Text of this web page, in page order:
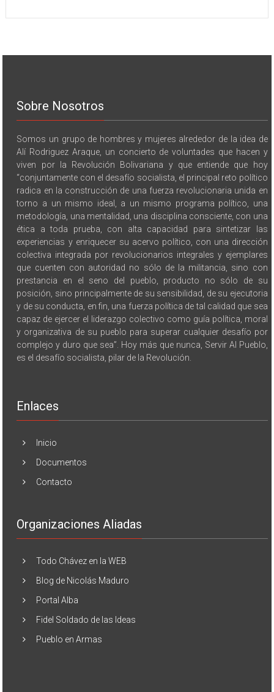
Sobre Nosotros
Somos un grupo de hombres y mujeres alrededor de la idea de
Alí Rodriguez Araque, un concierto de voluntades que hacen y
viven por la Revolución Bolivariana y que entiende que hoy
“conjuntamente con el desafío socialista, el principal reto político
radica en la construcción de una fuerza revolucionaria unida en
torno a un mismo ideal, a un mismo programa político, una
metodología, una mentalidad, una disciplina consciente, con una
ética a toda prueba, con alta capacidad para sintetizar las
experiencias y enriquecer su acervo político, con una dirección
colectiva integrada por revolucionarios integrales y ejemplares
que cuenten con autoridad no sólo de la militancia, sino con
prestancia en el seno del pueblo, producto no sólo de su
posición, sino principalmente de su sensibilidad, de su ejecutoria
y de su conducta, en fin, una fuerza política de tal calidad que sea
capaz de ejercer el liderazgo colectivo como guía política, moral
y organizativa de su pueblo para superar cualquier desafío por
complejo y duro que sea”. Hoy más que nunca, Servir Al Pueblo,
es el desafío socialista, pilar de la Revolución.
Enlaces
Inicio
Documentos
Contacto
Organizaciones Aliadas
Todo Chávez en la WEB
Blog de Nicolás Maduro
Portal Alba
Fidel Soldado de las Ideas
Pueblo en Armas